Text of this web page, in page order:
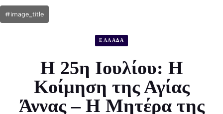
#image_title
ΕΛΛΑΔΑ
Η 25η Ιουλίου: Η
Κοίμηση της Αγίας
Άννας – Η Μητέρα της